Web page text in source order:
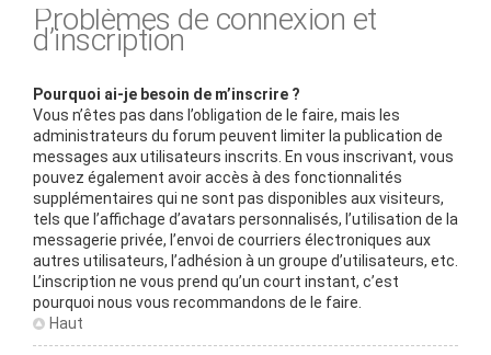
Problèmes de connexion et
d’inscription
Pourquoi ai-je besoin de m’inscrire ?
Vous n’êtes pas dans l’obligation de le faire, mais les
administrateurs du forum peuvent limiter la publication de
messages aux utilisateurs inscrits. En vous inscrivant, vous
pouvez également avoir accès à des fonctionnalités
supplémentaires qui ne sont pas disponibles aux visiteurs,
tels que l’affichage d’avatars personnalisés, l’utilisation de la
messagerie privée, l’envoi de courriers électroniques aux
autres utilisateurs, l’adhésion à un groupe d’utilisateurs, etc.
L’inscription ne vous prend qu’un court instant, c’est
pourquoi nous vous recommandons de le faire.
Haut